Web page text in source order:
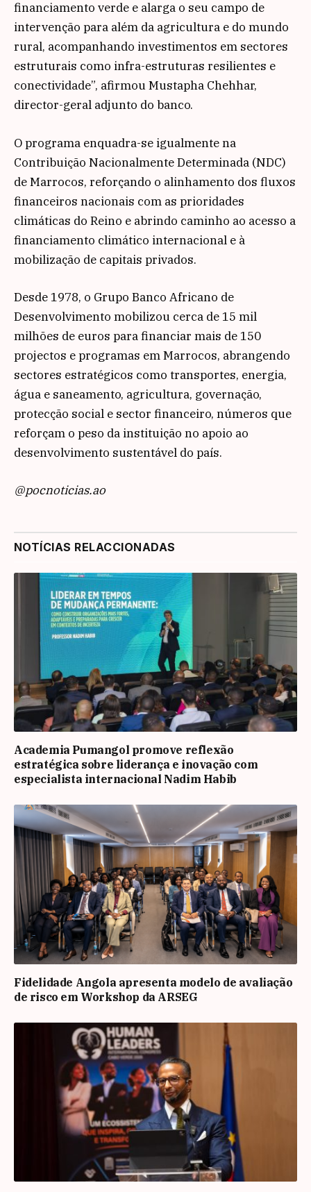
financiamento verde e alarga o seu campo de
intervenção para além da agricultura e do mundo
rural, acompanhando investimentos em sectores
estruturais como infra-estruturas resilientes e
conectividade”, afirmou Mustapha Chehhar,
director-geral adjunto do banco.
O programa enquadra-se igualmente na
Contribuição Nacionalmente Determinada (NDC)
de Marrocos, reforçando o alinhamento dos fluxos
financeiros nacionais com as prioridades
climáticas do Reino e abrindo caminho ao acesso a
financiamento climático internacional e à
mobilização de capitais privados.
Desde 1978, o Grupo Banco Africano de
Desenvolvimento mobilizou cerca de 15 mil
milhões de euros para financiar mais de 150
projectos e programas em Marrocos, abrangendo
sectores estratégicos como transportes, energia,
água e saneamento, agricultura, governação,
protecção social e sector financeiro, números que
reforçam o peso da instituição no apoio ao
desenvolvimento sustentável do país.
@pocnoticias.ao
NOTÍCIAS RELACCIONADAS
Academia Pumangol promove reflexão
estratégica sobre liderança e inovação com
especialista internacional Nadim Habib
Fidelidade Angola apresenta modelo de avaliação
de risco em Workshop da ARSEG